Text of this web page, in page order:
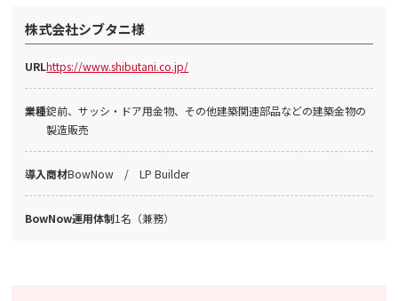
株式会社シブタニ様
URLhttps://www.shibutani.co.jp/
業種錠前、サッシ・ドア用金物、その他建築関連部品などの建築金物の
製造販売
導入商材BowNow / LP Builder
BowNow運用体制1名（兼務）